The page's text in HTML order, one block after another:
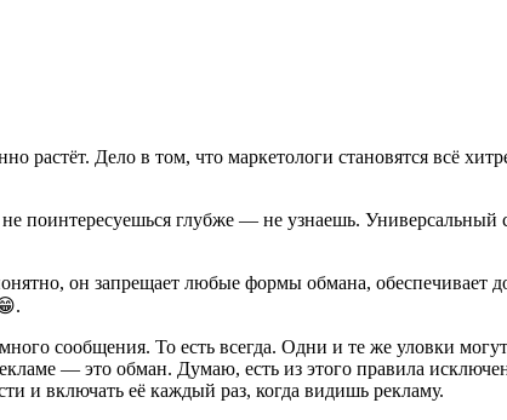
растёт. Дело в том, что маркетологи становятся всё
поинтересуешься глубже — не узнаешь. Универсальный
он запрещает любые формы обмана, обеспечивает
сообщения. То есть всегда. Одни и те же уловки
— это обман. Думаю, есть из этого правила
и включать её каждый раз, когда видишь рекламу.